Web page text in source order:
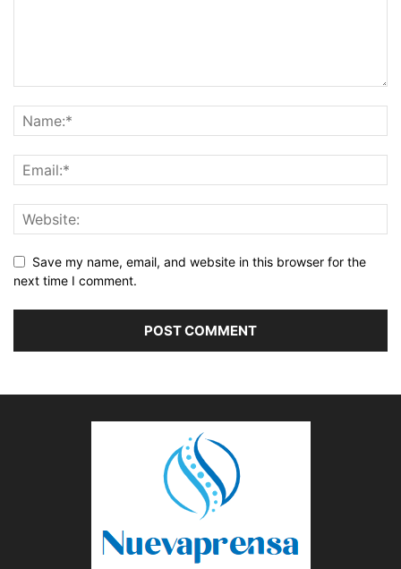
Save my name, email, and website in this browser for the
next time I comment.